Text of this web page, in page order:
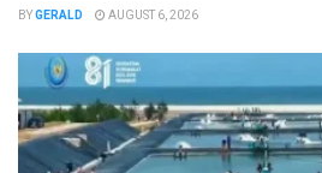
BYGERALD AUGUST 6, 2026